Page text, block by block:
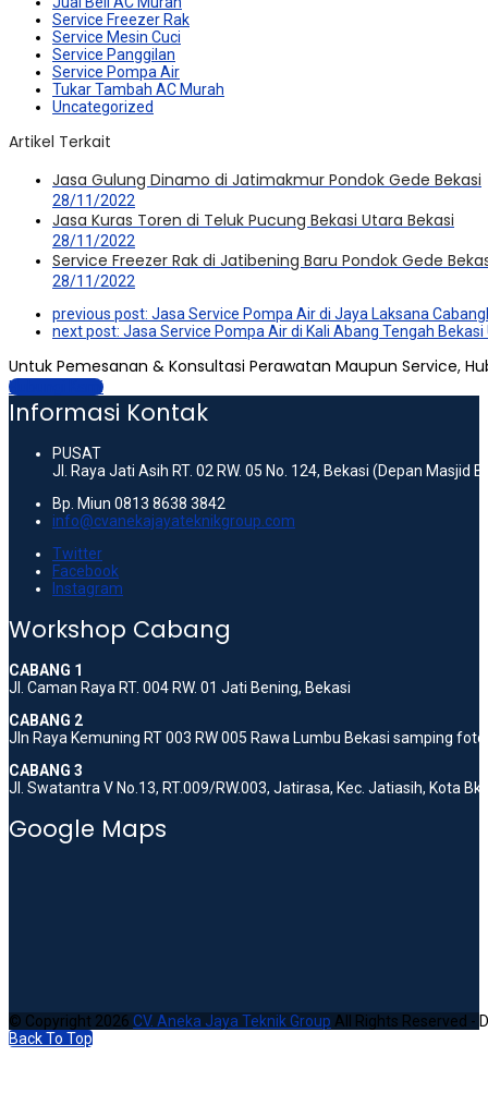
Service Freezer Rak
Service Mesin Cuci
Service Panggilan
Service Pompa Air
Tukar Tambah AC Murah
Uncategorized
Artikel Terkait
Jasa Gulung Dinamo di Jatimakmur Pondok Gede Bekasi
28/11/2022
Jasa Kuras Toren di Teluk Pucung Bekasi Utara Bekasi
28/11/2022
Service Freezer Rak di Jatibening Baru Pondok Gede
28/11/2022
previous post: Jasa Service Pompa Air di Jaya Laksana
next post: Jasa Service Pompa Air di Kali Abang Tengah Bekasi
Untuk Pemesanan & Konsultasi Perawatan Maupun Service,
Hubungi Kami
Informasi Kontak
PUSAT
Jl. Raya Jati Asih RT. 02 RW. 05 No. 124, Bekasi (Depan Masjid
Bp. Miun 0813 8638 3842
info@cvanekajayateknikgroup.com
Twitter
Facebook
Instagram
Workshop Cabang
CABANG 1
Jl. Caman Raya RT. 004 RW. 01 Jati Bening, Bekasi
CABANG 2
Jln Raya Kemuning RT 003 RW 005 Rawa Lumbu Bekasi samping
CABANG 3
Jl. Swatantra V No.13, RT.009/RW.003, Jatirasa, Kec. Jatiasih, Kota
Google Maps
© Copyright 2026 CV. Aneka Jaya Teknik Group All Rights Reserved -
Back To Top